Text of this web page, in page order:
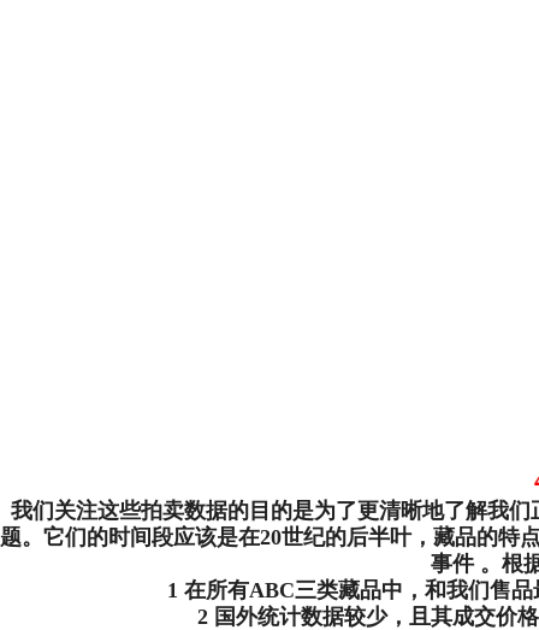
我们关注这些拍卖数据的目的是为了更清晰地了解我
题。它们的时间段应该是在20世纪的后半叶，藏品的特
事件 。根
1 在所有ABC三类藏品中，和我们售
2 国外统计数据较少，且其成交价